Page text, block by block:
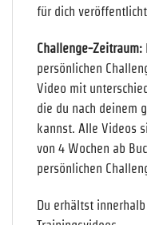
für dich
Challenge-Zeitraum:
persönlichen
Video mit
die du nach deinem
kannst. Alle Videos
von 4 Wochen ab
persönlichen
Du erhältst